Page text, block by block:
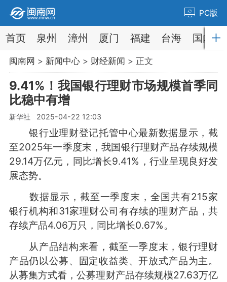
PC版
首页 泉州 漳州 厦门 福建 台海 国内
闽南网 > 新闻中心> 财经新闻 > 正文
9.41%！我国银行理财市场规模首季同
比稳中有增
新华社 2025-04-22 12:03
银行业理财登记托管中心最新数据显示，截
至2025年一季度末，我国银行理财产品存续规模
29.14万亿元，同比增长9.41%，行业呈现良好发
展态势。
数据显示，截至一季度末，全国共有215家
银行机构和31家理财公司有存续的理财产品，共
存续产品4.06万只，同比增长0.67%。
从产品结构来看，截至一季度末，银行理财
产品仍以公募、固定收益类、开放式产品为主。
从募集方式看，公募理财产品存续规模27.63万亿